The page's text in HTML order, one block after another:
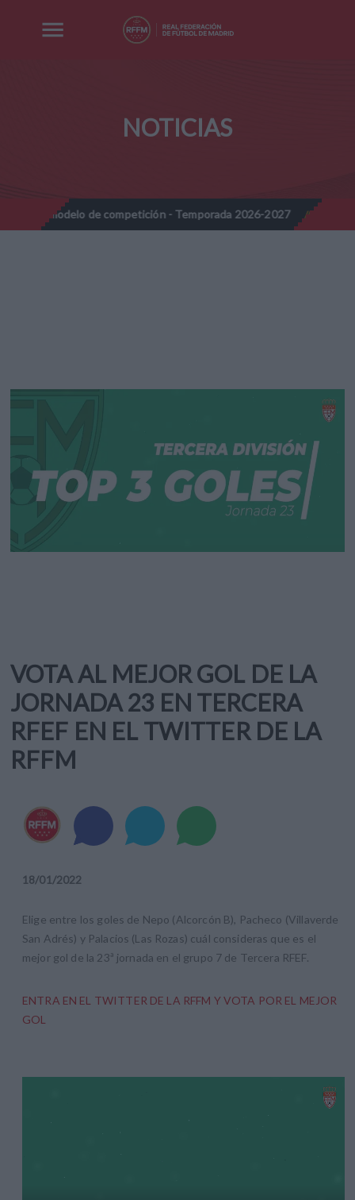
NOTICIAS
de competición - Temporada 2026-2027 // Nota Informativa
VOTA AL MEJOR GOL DE LA
JORNADA 23 EN TERCERA
RFEF EN EL TWITTER DE LA
RFFM
18/01/2022
Elige entre los goles de Nepo (Alcorcón B), Pacheco (Villaverde
San Adrés) y Palacios (Las Rozas) cuál consideras que es el
mejor gol de la 23ª jornada en el grupo 7 de Tercera RFEF.
ENTRA EN EL TWITTER DE LA RFFM Y VOTA POR EL MEJOR
GOL